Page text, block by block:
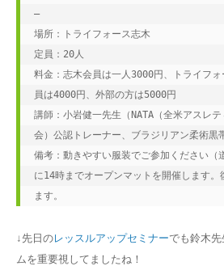
―
場所：トライフォース志木
定員：20人
料金：志木会員は一人3000円、トライフ
員は4000円、外部の方は5000円
講師：小岩健一先生（NATA（全米アスレ
会）公認トレーナー、ブラジリアン柔術黒
備考：動きやすい服装でご参加ください（
に14時までオープンマットを開催します。
ます。
↓先日のレッスルアップセミナーでも鈴木
ムを重要視してましたね！